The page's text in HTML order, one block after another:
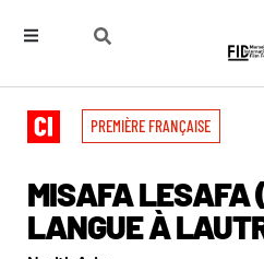
PREMIÈRE FRANÇAISE
MISAFA LESAFA
LANGUE À